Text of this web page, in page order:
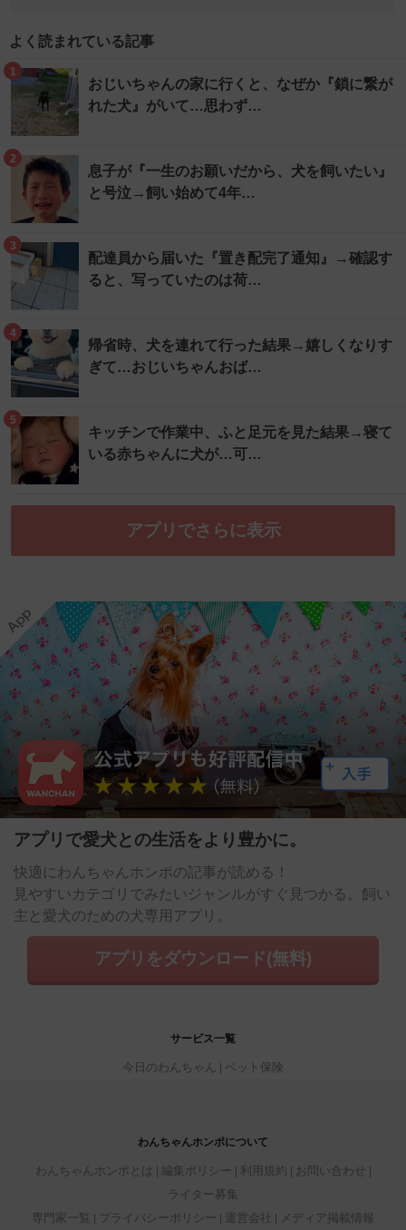
よく読まれている記事
1
おじいちゃんの家に行くと、なぜか『鎖に繋が
れた犬』がいて…思わず…
2
息子が『一生のお願いだから、犬を飼いたい』
と号泣→飼い始めて4年…
3
配達員から届いた『置き配完了通知』→確認す
ると、写っていたのは荷…
4
帰省時、犬を連れて行った結果→嬉しくなりす
ぎて…おじいちゃんおば…
5
キッチンで作業中、ふと足元を見た結果→寝て
いる赤ちゃんに犬が…可…
アプリでさらに表示
アプリで愛犬との生活をより豊かに。
快適にわんちゃんホンポの記事が読める！
見やすいカテゴリでみたいジャンルがすぐ見つかる。飼い
主と愛犬のための犬専用アプリ。
アプリをダウンロード(無料)
サービス一覧
今日のわんちゃん ペット保険
わんちゃんホンポについて
わんちゃんホンポとは 編集ポリシー 利用規約
お問い合わせ
ライター募集
専門家一覧
プライバシーポリシー 運営会社 メディア掲載情報